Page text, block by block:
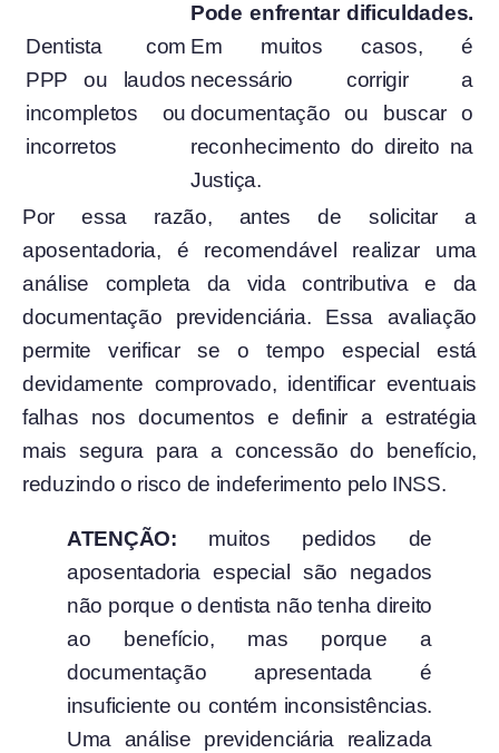
Dentista com
PPP ou laudos
incompletos ou
incorretos
Pode enfrentar dificuldades.
Em muitos casos, é
necessário corrigir a
documentação ou buscar o
reconhecimento do direito na
Justiça.
Por essa razão, antes de solicitar a
aposentadoria, é recomendável realizar uma
análise completa da vida contributiva e da
documentação previdenciária. Essa avaliação
permite verificar se o tempo especial está
devidamente comprovado, identificar eventuais
falhas nos documentos e definir a estratégia
mais segura para a concessão do benefício,
reduzindo o risco de indeferimento pelo INSS.
ATENÇÃO: muitos pedidos de
aposentadoria especial são negados
não porque o dentista não tenha direito
ao benefício, mas porque a
documentação apresentada é
insuficiente ou contém inconsistências.
Uma análise previdenciária realizada